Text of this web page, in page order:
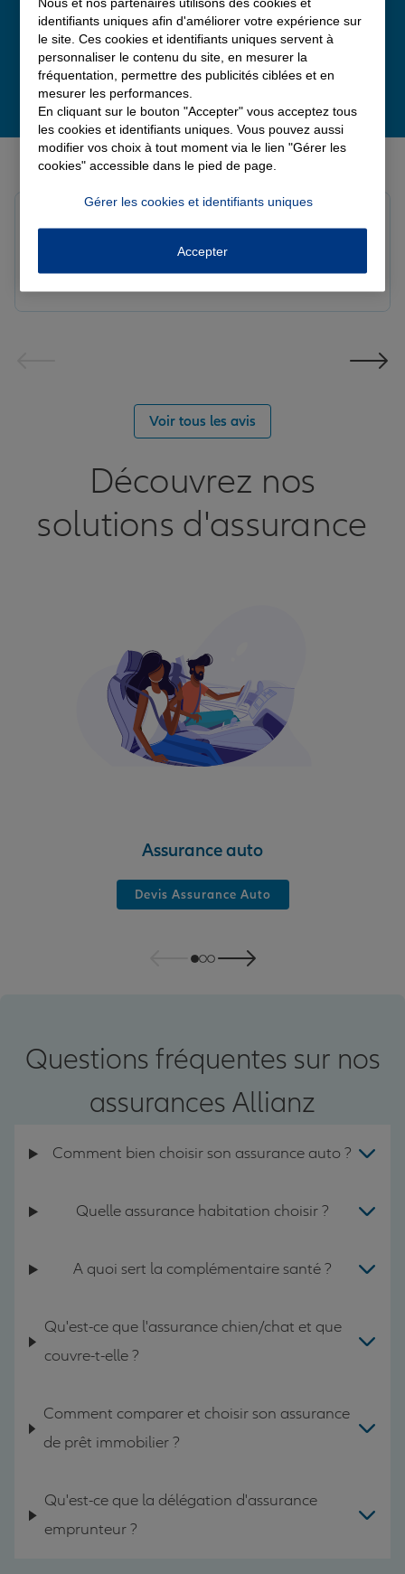
Derniers avis de nos agences Allianz
Note de 5 sur 5
Le 05/08/2026 - Agence FORT DE FRANCE
Voir tous les avis
Découvrez nos
solutions d'assurance
Assurance auto
Devis Assurance Auto
Questions fréquentes sur nos
assurances Allianz
Comment bien choisir son assurance auto ?
Quelle assurance habitation choisir ?
A quoi sert la complémentaire santé ?
Qu'est-ce que l'assurance chien/chat et que
couvre-t-elle ?
Comment comparer et choisir son assurance
de prêt immobilier ?
Qu'est-ce que la délégation d'assurance
emprunteur ?
identifiants uniques afin d'améliorer votre expérience sur
le site. Ces cookies et identifiants uniques servent à
personnaliser le contenu du site, en mesurer la
fréquentation, permettre des publicités ciblées et en
mesurer les performances.
En cliquant sur le bouton "Accepter" vous acceptez tous
les cookies et identifiants uniques. Vous pouvez aussi
modifier vos choix à tout moment via le lien "Gérer les
cookies" accessible dans le pied de page.
Gérer les cookies et identifiants uniques
Accepter